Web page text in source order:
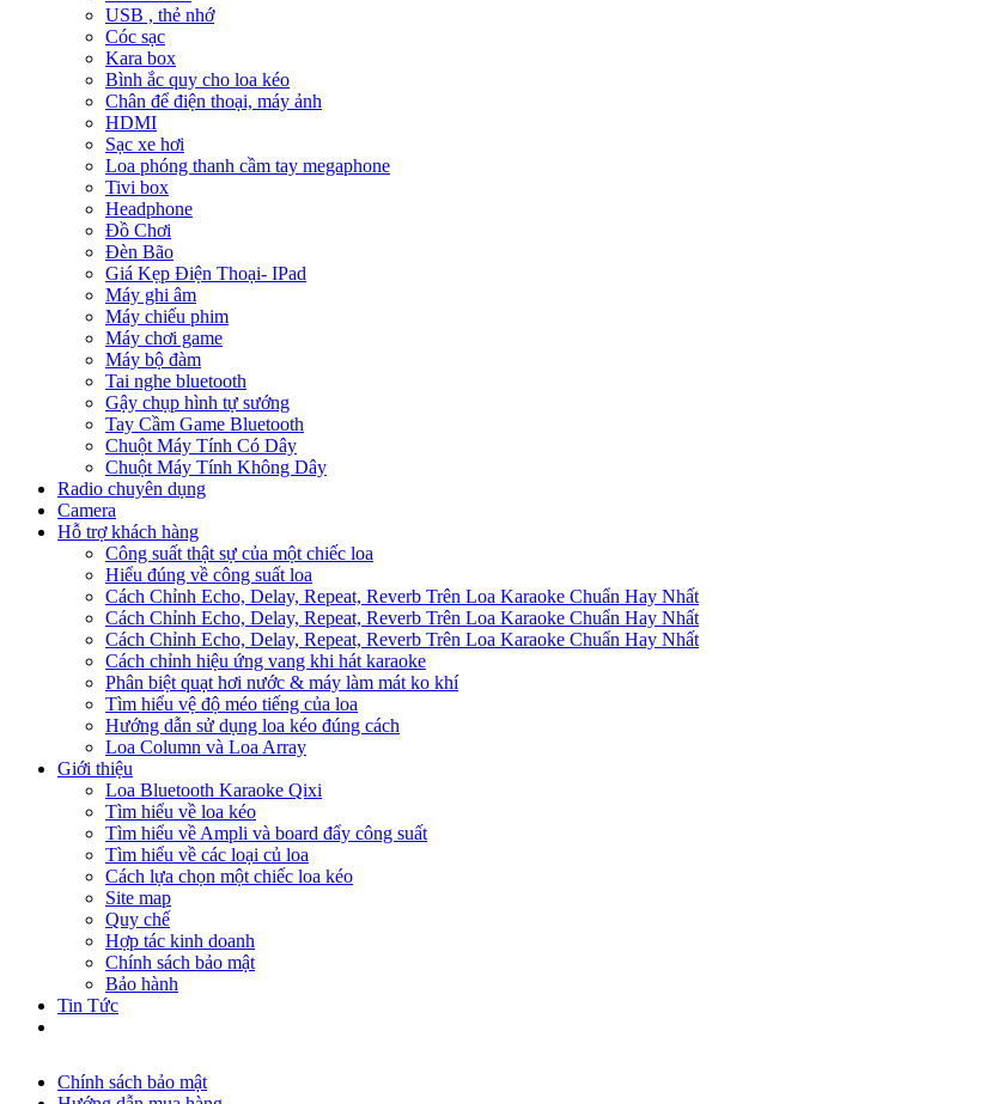
USB , thẻ nhớ
Cóc sạc
Kara box
Bình ắc quy cho loa kéo
Chân để điện thoại, máy ảnh
HDMI
Sạc xe hơi
Loa phóng thanh cầm tay megaphone
Tivi box
Headphone
Đồ Chơi
Đèn Bão
Giá Kẹp Điện Thoại- IPad
Máy ghi âm
Máy chiếu phim
Máy chơi game
Máy bộ đàm
Tai nghe bluetooth
Gậy chụp hình tự sướng
Tay Cầm Game Bluetooth
Chuột Máy Tính Có Dây
Chuột Máy Tính Không Dây
Radio chuyên dụng
Camera
Hỗ trợ khách hàng
Công suất thật sự của một chiếc loa
Hiểu đúng về công suất loa
Cách Chỉnh Echo, Delay, Repeat, Reverb Trên Loa Karaoke Chuẩn Hay Nhất
Cách Chỉnh Echo, Delay, Repeat, Reverb Trên Loa Karaoke Chuẩn Hay Nhất
Cách Chỉnh Echo, Delay, Repeat, Reverb Trên Loa Karaoke Chuẩn Hay Nhất
Cách chỉnh hiệu ứng vang khi hát karaoke
Phân biệt quạt hơi nước & máy làm mát ko khí
Tìm hiểu vệ độ méo tiếng của loa
Hướng dẫn sử dụng loa kéo đúng cách
Loa Column và Loa Array
Giới thiệu
Loa Bluetooth Karaoke Qixi
Tìm hiểu về loa kéo
Tìm hiểu về Ampli và board đẩy công suất
Tìm hiểu về các loại củ loa
Cách lựa chọn một chiếc loa kéo
Site map
Quy chế
Hợp tác kinh doanh
Chính sách bảo mật
Bảo hành
Tin Tức
Chính sách bảo mật